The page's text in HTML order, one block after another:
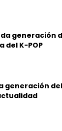
generación
del K-POP
generación del